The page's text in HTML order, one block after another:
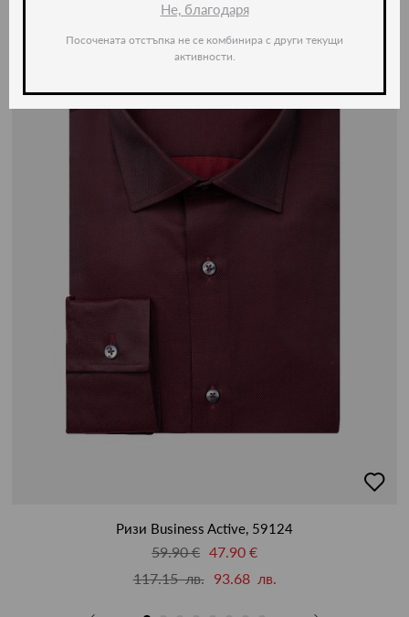
в
Ризи Business Active, 59124
59.90 € 47.90 €
117.15 лв.
93.68 лв.
Не, благодаря
Посочената отстъпка не се комбинира с други текущи
активности.